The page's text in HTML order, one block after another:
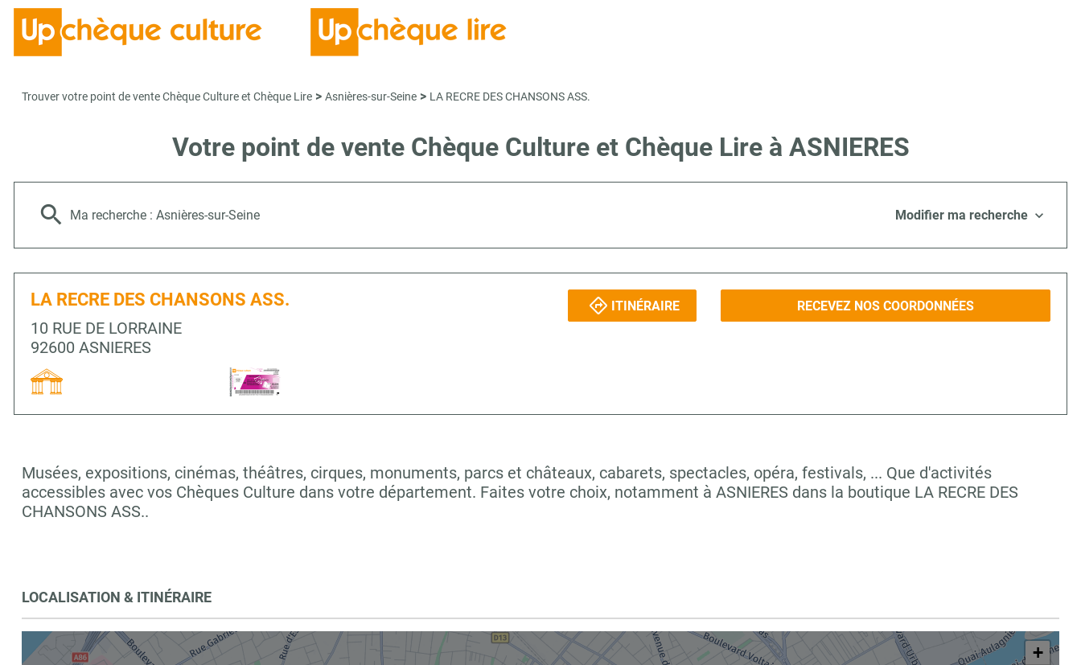
Trouver votre point de vente Chèque Culture et Chèque Lire > Asnières-sur-Seine > LA RECRE DES CHANSONS ASS.
Votre point de vente Chèque Culture et Chèque Lire à ASNIERES
Ma recherche : Asnières-sur-Seine Modifier ma recherche
LA RECRE DES CHANSONS ASS.
10 RUE DE LORRAINE
92600 ASNIERES
ITINÉRAIRE RECEVEZ NOS COORDONNÉES
Musées, expositions, cinémas, théâtres, cirques, monuments, parcs et châteaux, cabarets, spectacles, opéra, festivals, ... Que d'activités
accessibles avec vos Chèques Culture dans votre département. Faites votre choix, notamment à ASNIERES dans la boutique LA RECRE DES
CHANSONS ASS..
LOCALISATION & ITINÉRAIRE
+